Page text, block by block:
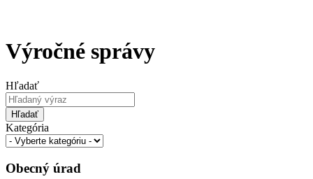
Výročné správy
Hľadať
Hľadať
Kategória
Obecný úrad